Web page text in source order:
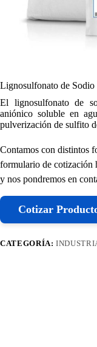
Lignosulfonato de Sodio
El lignosulfonato de
aniónico soluble en
pulverización de sulfito
Contamos con distintos
formulario de cotización
y nos pondremos en
Cotizar
CATEGORÍA: